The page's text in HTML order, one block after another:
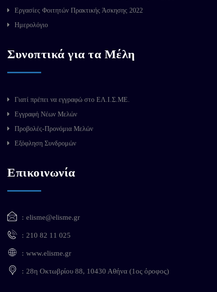
Εργασίες Φοιτητών Πρακτικής Άσκησης 2022
Ημερολόγιο
Συνοπτικά για τα Μέλη
Γιατί πρέπει να εγγραφώ στο ΕΛ.Ι.Σ.ΜΕ.
Εγγραφή Νέων Μελών
Προβολές-Προνόμια Μελών
Εξόφληση Συνδρομών
Επικοινωνία
elisme@elisme.gr
210 82 11 025
www.elisme.gr
28η Οκτωβρίου 88, 10430 Αθήνα (1ος όροφος)